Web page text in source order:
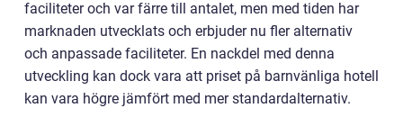
faciliteter och var färre till antalet, men med tiden har
marknaden utvecklats och erbjuder nu fler alternativ
och anpassade faciliteter. En nackdel med denna
utveckling kan dock vara att priset på barnvänliga hotell
kan vara högre jämfört med mer standardalternativ.